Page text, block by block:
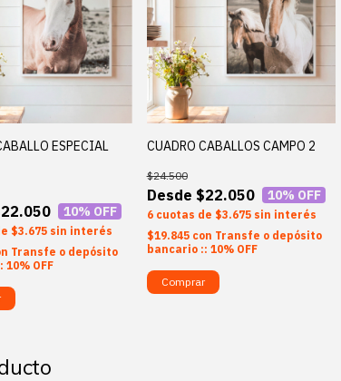
ESPECIAL
10% OFF
$3.675 sin interés
Transfe o depósito
OFF
CUADRO CABALLOS CAMPO 2
$22.050
$24.500
10% OFF
6 $3.675 sin interés
$19.845 con Transfe o depósito
bancario :: 10% OFF
Comprar